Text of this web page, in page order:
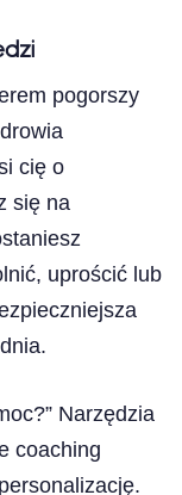
pogorszy
cię o
się na
uprościć lub
Narzędzia
coaching